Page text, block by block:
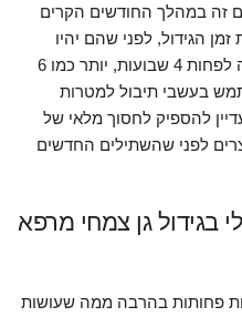
זה במהלך החודשים הקרים
הגידול, לפני שהם יהיו
גדולים מספיק לקציר. בדרך כלל, זה לפחות 4 שבועות, יותר כמו 6
בעשבי תיבול למטרות
להספיק לחסוך מלאי של
לפני שהשתילים החדשים
בגידול גן צמחי מרפא
פחותות בהרבה ממה שעושות